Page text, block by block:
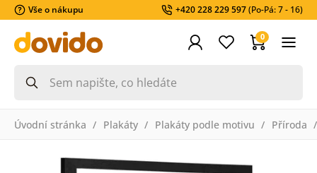
Vše o nákupu +420 228 229 597(Po-Pá: 7 - 16)
0
Úvodní stránka Plakáty Plakáty podle motivu Příroda